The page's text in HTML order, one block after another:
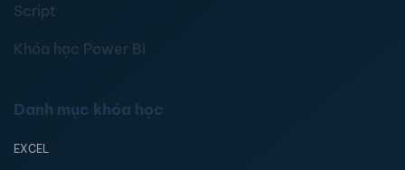
Script
Khóa học Power BI
Danh mục khóa học
EXCEL